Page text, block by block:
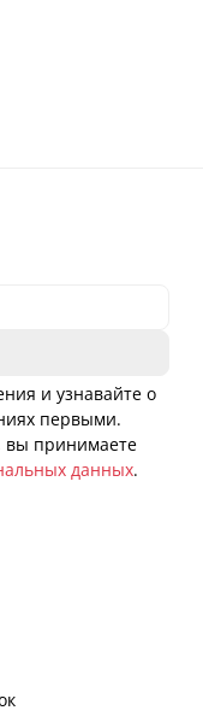
и узнавайте о
первыми.
вы принимаете
данных.